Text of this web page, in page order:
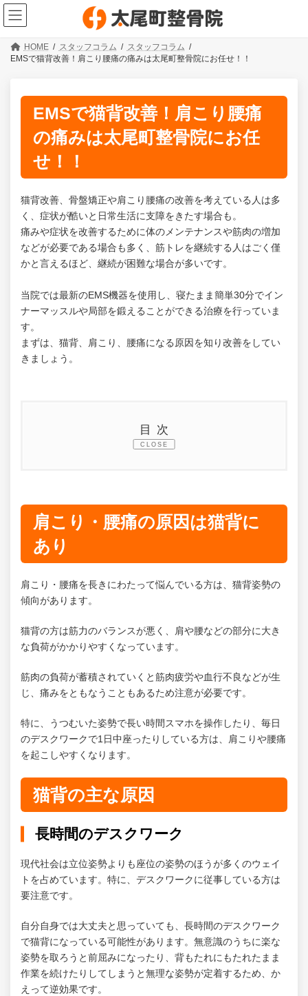
コ
ン
テ
ナ
ビ
ゲ
HOME スタッフコラム
スタッフコラム
EMSで猫背改善！肩こり腰痛の痛みは太尾町整骨院にお任せ！！
EMSで猫背改善！肩こり腰痛
の痛みは太尾町整骨院にお任
せ！！
猫背改善、骨盤矯正や肩こり腰痛の改善を考えている人は多
く、症状が酷いと日常生活に支障をきたす場合も。
痛みや症状を改善するために体のメンテナンスや筋肉の増加
などが必要である場合も多く、筋トレを継続する人はごく僅
かと言えるほど、継続が困難な場合が多いです。
当院では最新のEMS機器を使用し、寝たまま簡単30分でイン
ナーマッスルや局部を鍛えることができる治療を行っていま
す。
まずは、猫背、肩こり、腰痛になる原因を知り改善をしてい
きましょう。
目次
2.肩こり・腰痛の原因は猫背にあり
3.猫背の主な原因
3.1.長時間のデスクワーク
3.2.スマホの触りすぎ
5.手軽な猫背改善ならEMSがおすすめ！
5.1.EMSのメリット
5.1.2.寝たままで筋肉を鍛えられる
6.EMSがおすすめな人
6.1.毎日のデスクワークが長い
6.2. 内臓の調子が悪い
6.3. 姿勢が悪いと言われる
7.1.猫背矯正
7.2.骨盤矯正
肩こり・腰痛の原因は猫背に
あり
肩こり・腰痛を長きにわたって悩んでいる方は、猫背姿勢の
傾向があります。
猫背の方は筋力のバランスが悪く、肩や腰などの部分に大き
な負荷がかかりやすくなっています。
筋肉の負荷が蓄積されていくと筋肉疲労や血行不良などが生
じ、痛みをともなうこともあるため注意が必要です。
特に、うつむいた姿勢で長い時間スマホを操作したり、毎日
のデスクワークで1日中座ったりしている方は、肩こりや腰痛
を起こしやすくなります。
猫背の主な原因
長時間のデスクワーク
現代社会は立位姿勢よりも座位の姿勢のほうが多くのウェイ
トを占めています。特に、デスクワークに従事している方は
要注意です。
自分自身では大丈夫と思っていても、長時間のデスクワーク
で猫背になっている可能性があります。無意識のうちに楽な
姿勢を取ろうと前屈みになったり、背もたれにもたれたまま
作業を続けたりしてしまうと無理な姿勢が定着するため、か
えって逆効果です。